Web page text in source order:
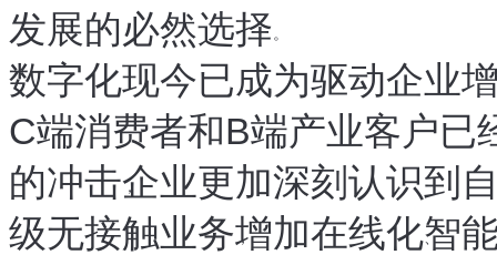
发展的必然选择 。
数字化现今已成为驱动企业
C端消费者和B端产业客户已
的冲击，
企业更加深刻认识到
级无接触业务 ，
增加在线化、
智